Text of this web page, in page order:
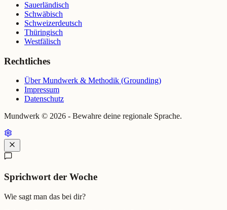
Sauerländisch
Schwäbisch
Schweizerdeutsch
Thüringisch
Westfälisch
Rechtliches
Über Mundwerk & Methodik (Grounding)
Impressum
Datenschutz
Mundwerk © 2026 - Bewahre deine regionale Sprache.
Sprichwort der Woche
Wie sagt man das bei dir?